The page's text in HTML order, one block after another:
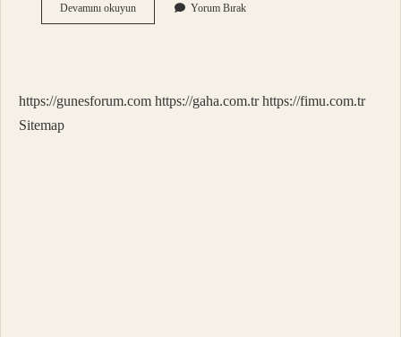
Devamını okuyunBoya
Öncesi
Yorum Bırak
https://gunesforum.com https://gaha.com.tr https://fimu.com.tr
Sitemap